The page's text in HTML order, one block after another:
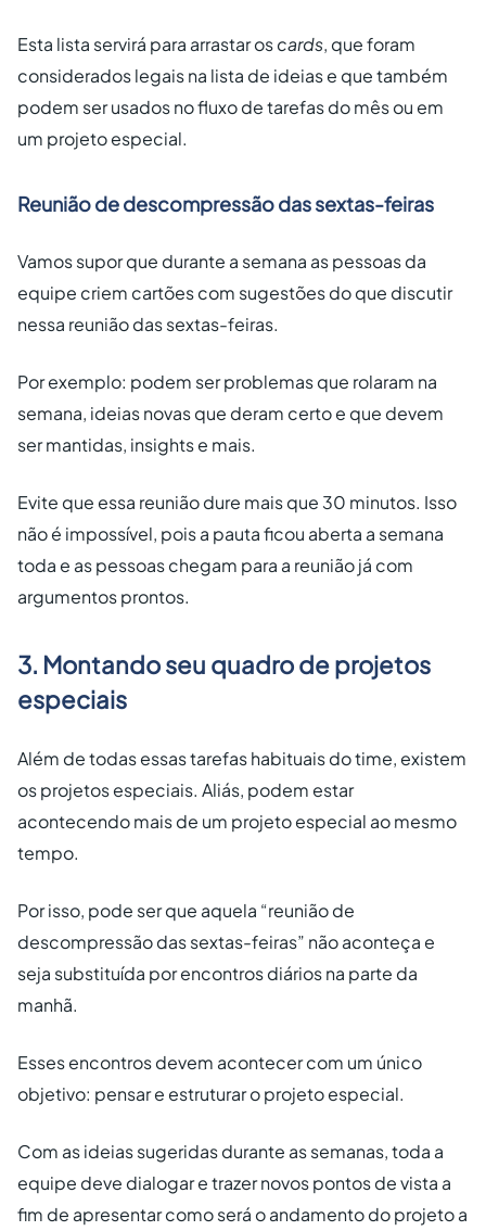
Esta lista servirá para arrastar oscards, que foram
considerados legais na lista de ideias e que também
podem ser usados no fluxo de tarefas do mês ou em
um projeto especial.
Reunião de descompressão das sextas-feiras
Vamos supor que durante a semana as pessoas da
equipe criem cartões com sugestões do que discutir
nessa reunião das sextas-feiras.
Por exemplo: podem ser problemas que rolaram na
semana, ideias novas que deram certo e que devem
ser mantidas, insights e mais.
Evite que essa reunião dure mais que 30 minutos. Isso
não é impossível, pois a pauta ficou aberta a semana
toda e as pessoas chegam para a reunião já com
argumentos prontos.
3. Montando seu quadro de projetos
especiais
Além de todas essas tarefas habituais do time, existem
os projetos especiais. Aliás, podem estar
acontecendo mais de um projeto especial ao mesmo
tempo.
Por isso, pode ser que aquela “reunião de
descompressão das sextas-feiras” não aconteça e
seja substituída por encontros diários na parte da
manhã.
Esses encontros devem acontecer com um único
objetivo: pensar e estruturar o projeto especial.
Com as ideias sugeridas durante as semanas, toda a
equipe deve dialogar e trazer novos pontos de vista a
fim de apresentar como será o andamento do projeto a